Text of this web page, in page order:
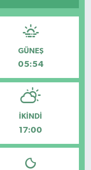
GÜNEŞ
05:54
İKINDI
17:00